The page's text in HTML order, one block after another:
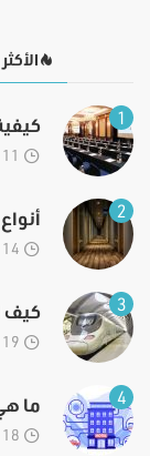
1
2
3 كيف
4 ما